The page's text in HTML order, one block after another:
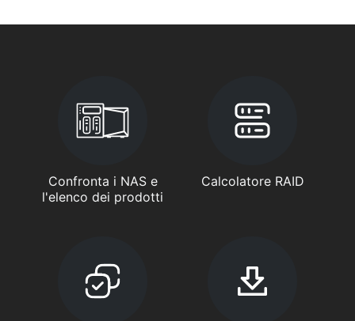
Confronta i NAS e
l'elenco dei prodotti
Calcolatore RAID